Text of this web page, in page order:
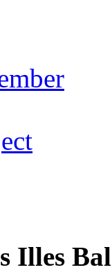
Illes